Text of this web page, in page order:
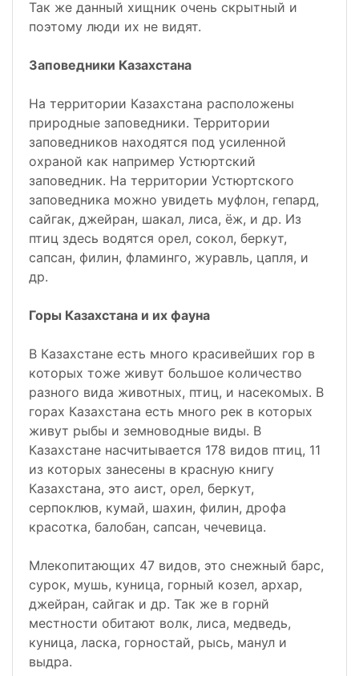
Так же данный хищник очень скрытный и
поэтому люди их не видят.
Заповедники Казахстана
На территории Казахстана расположены
природные заповедники. Территории
заповедников находятся под усиленной
охраной как например Устюртский
заповедник. На территории Устюртского
заповедника можно увидеть муфлон, гепард,
сайгак, джейран, шакал, лиса, ёж, и др. Из
птиц здесь водятся орел, сокол, беркут,
сапсан, филин, фламинго, журавль, цапля, и
др.
Горы Казахстана и их фауна
В Казахстане есть много красивейших гор в
которых тоже живут большое количество
разного вида животных, птиц, и насекомых. В
горах Казахстана есть много рек в которых
живут рыбы и земноводные виды. В
Казахстане насчитывается 178 видов птиц, 11
из которых занесены в красную книгу
Казахстана, это аист, орел, беркут,
серпоклюв, кумай, шахин, филин, дрофа
красотка, балобан, сапсан, чечевица.
Млекопитающих 47 видов, это снежный барс,
сурок, мушь, куница, горный козел, архар,
джейран, сайгак и др. Так же в горнй
местности обитают волк, лиса, медведь,
куница, ласка, горностай, рысь, манул и
выдра.